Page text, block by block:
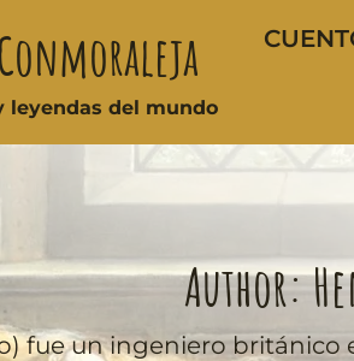
leyendas del mundo
Author:
fue un ingeniero británico